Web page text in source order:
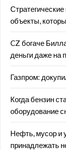
объекты,
CZ богаче
деньги даже на
Газпром:
Когда бензин
оборудование
Нефть, мусор и
принадлежать